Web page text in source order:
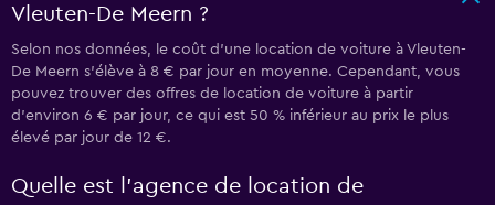
Vleuten-De Meern ?
Selon nos données, le coût d’une location de voiture à Vleuten-
De Meern s'élève à 8 € par jour en moyenne. Cependant, vous
pouvez trouver des offres de location de voiture à partir
d’environ 6 € par jour, ce qui est 50 % inférieur au prix le plus
élevé par jour de 12 €.
Quelle est l’agence de location de